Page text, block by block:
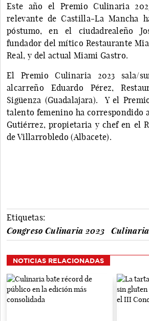
Este año el Premio Culinaria
relevante de Castilla-La Mancha
póstumo, en el ciudadrealeño
fundador del mítico Restaurante
Real, y del actual Miami Gastro.
El Premio Culinaria 2023 sala/
alcarreño Eduardo Pérez,
Sigüenza (Guadalajara). Y el
talento femenino ha correspondido
Gutiérrez, propietaria y chef en el
de Villarrobledo (Albacete).
Etiquetas:
Congreso Culinaria 2023
NOTICIAS RELACIONADAS